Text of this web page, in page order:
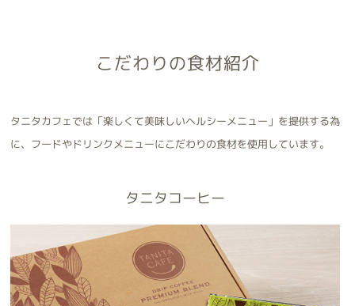
こだわりの食材紹介
タニタカフェでは「楽しくて美味しいヘルシーメニュー」を提供する為
に、フードやドリンクメニューにこだわりの食材を使用しています。
タニタコーヒー